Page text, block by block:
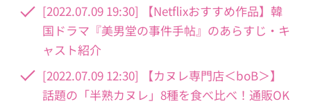
[2022.07.09 19:30] 【Netflixおすすめ作品】韓
国ドラマ『美男堂の事件手帖』のあらすじ・キ
ャスト紹介
[2022.07.09 12:30] 【カヌレ専門店＜boB＞】
話題の「半熟カヌレ」8種を食べ比べ！通販OK